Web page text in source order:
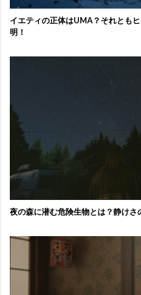
イエティの正体はUMA？それとも
明！
夜の森に潜む危険生物とは？静けさ